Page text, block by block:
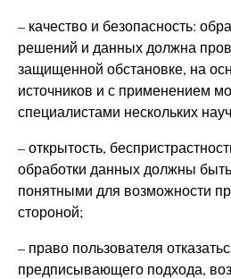
– качество и безопасность:
решений и данных должна
защищенной обстановке, на
источников и с применением
специалистами нескольких
– открытость,
обработки данных должны
понятными для возможности
стороной;
– право пользователя
предписывающего подхода,